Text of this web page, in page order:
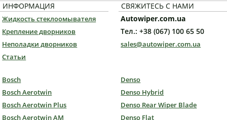
ИНФОРМАЦИЯ
Жидкость стеклоомывателя
Крепление дворников
Неполадки дворников
Статьи
СВЯЖИТЕСЬ С НАМИ
Autowiper.com.ua
Тел.: +38 (067) 100 65 50
sales@autowiper.com.ua
Bosch
Bosch Aerotwin
Bosch Aerotwin Plus
Bosch Aerotwin AM
Denso
Denso Hybrid
Denso Rear Wiper Blade
Denso Flat